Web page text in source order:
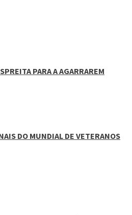
PARA A AGARRAREM
DO MUNDIAL DE VETERANOS